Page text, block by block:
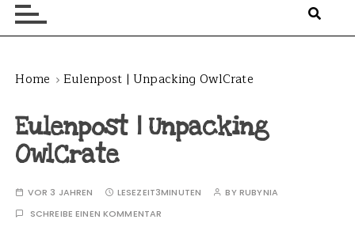
Home Eulenpost | Unpacking OwlCrate
Eulenpost | Unpacking
OwlCrate
VOR 3 JAHREN LESEZEIT3MINUTEN BYRUBYNIA
SCHREIBE EINEN KOMMENTAR